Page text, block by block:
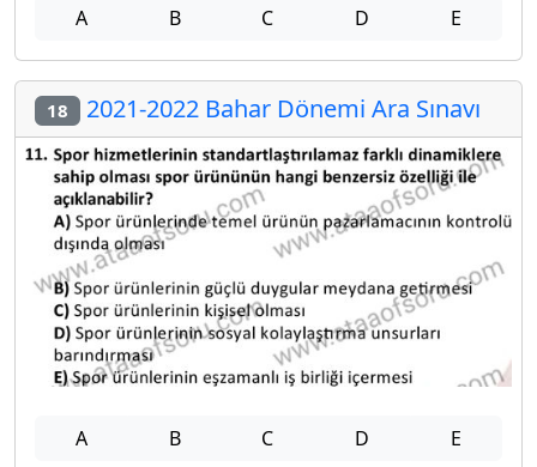
A B C D E
18 2021-2022 Bahar Dönemi Ara Sınavı
A B C D E